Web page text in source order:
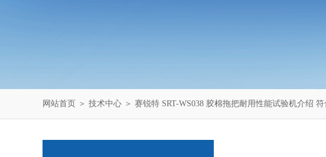
网站首页 ＞ 技术中心 ＞ 赛锐特 SRT-WS038 胶棉拖把耐用性能试验机介绍